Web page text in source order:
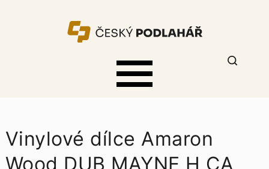
Vinylové dílce Amaron
Wood DUB MAYNE H CA